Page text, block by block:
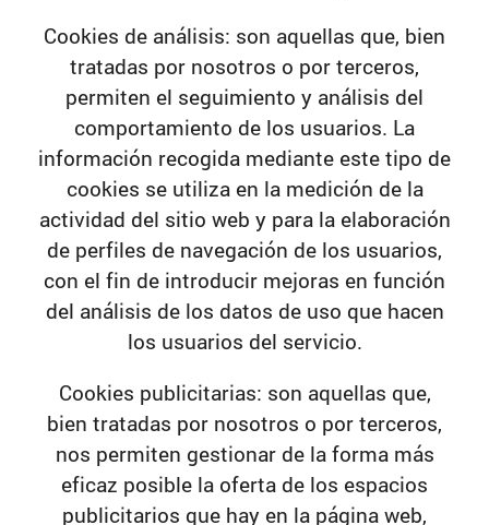
Cookies de análisis: son aquellas que, bien
tratadas por nosotros o por terceros,
permiten el seguimiento y análisis del
comportamiento de los usuarios. La
información recogida mediante este tipo de
cookies se utiliza en la medición de la
actividad del sitio web y para la elaboración
de perfiles de navegación de los usuarios,
con el fin de introducir mejoras en función
del análisis de los datos de uso que hacen
los usuarios del servicio.
Cookies publicitarias: son aquellas que,
bien tratadas por nosotros o por terceros,
nos permiten gestionar de la forma más
eficaz posible la oferta de los espacios
publicitarios que hay en la página web,